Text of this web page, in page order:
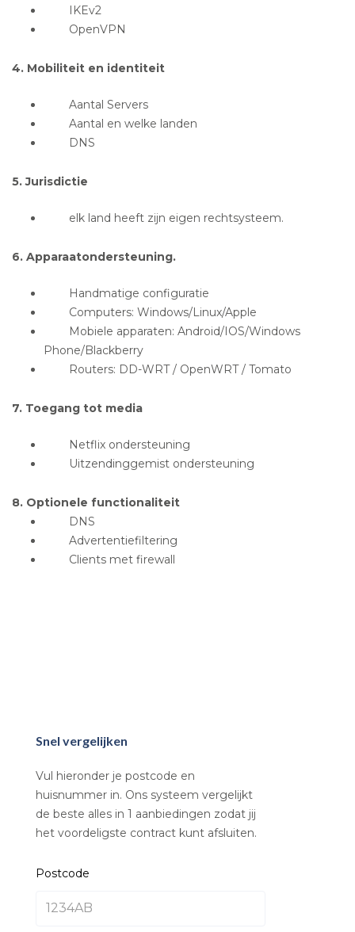
IKEv2
OpenVPN
4. Mobiliteit en identiteit
Aantal Servers
Aantal en welke landen
DNS
5. Jurisdictie
elk land heeft zijn eigen rechtsysteem.
6. Apparaatondersteuning.
Handmatige configuratie
Computers: Windows/Linux/Apple
Mobiele apparaten: Android/IOS/Windows
Phone/Blackberry
Routers: DD-WRT / OpenWRT / Tomato
7. Toegang tot media
Netflix ondersteuning
Uitzendinggemist ondersteuning
8. Optionele functionaliteit
DNS
Advertentiefiltering
Clients met firewall
Snel vergelijken
Vul hieronder je postcode en
huisnummer in. Ons systeem vergelijkt
de beste alles in 1 aanbiedingen zodat jij
het voordeligste contract kunt afsluiten.
Postcode